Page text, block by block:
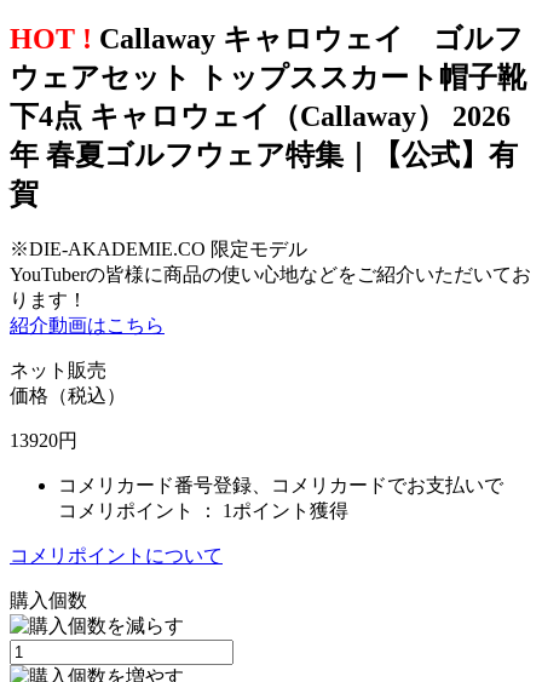
HOT ! Callaway キャロウェイ ゴルフ
ウェアセット トップススカート帽子靴
下4点 キャロウェイ（Callaway） 2026
年 春夏ゴルフウェア特集｜【公式】有
賀
※DIE-AKADEMIE.CO 限定モデル
YouTuberの皆様に商品の使い心地などをご紹介いただいてお
ります！
紹介動画はこちら
ネット販売
価格（税込）
13920円
コメリカード番号登録、コメリカードでお支払いで
コメリポイント ： 1ポイント獲得
コメリポイントについて
購入個数